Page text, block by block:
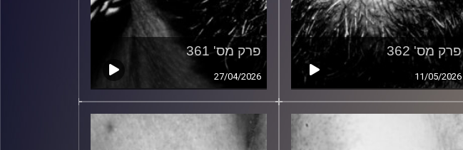
פרק מס' 362
11/05/2026
פרק מס' 361
27/04/2026